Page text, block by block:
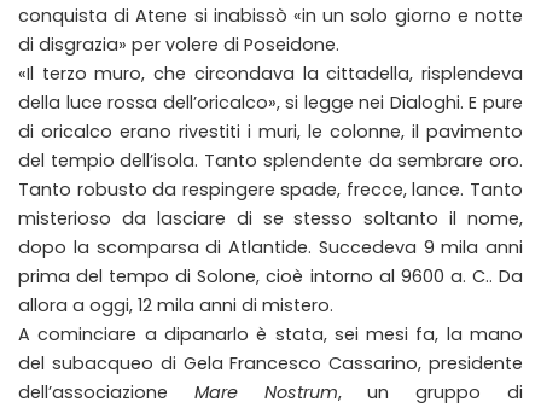
conquista di Atene si inabissò «in un solo giorno e notte
di disgrazia» per volere di Poseidone.
«Il terzo muro, che circondava la cittadella, risplendeva
della luce rossa dell’oricalco», si legge nei Dialoghi. E pure
di oricalco erano rivestiti i muri, le colonne, il pavimento
del tempio dell’isola. Tanto splendente da sembrare oro.
Tanto robusto da respingere spade, frecce, lance. Tanto
misterioso da lasciare di se stesso soltanto il nome,
dopo la scomparsa di Atlantide. Succedeva 9 mila anni
prima del tempo di Solone, cioè intorno al 9600 a. C.. Da
allora a oggi, 12 mila anni di mistero.
A cominciare a dipanarlo è stata, sei mesi fa, la mano
del subacqueo di Gela Francesco Cassarino, presidente
dell’associazione Mare Nostrum, un gruppo di